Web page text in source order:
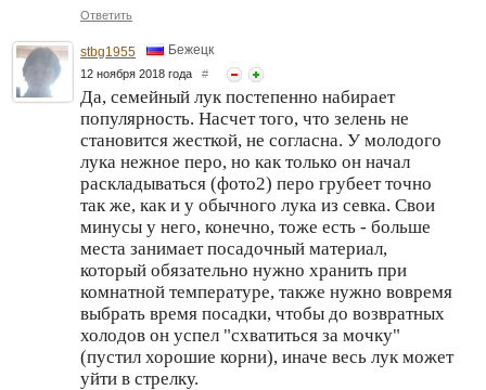
Ответить
stbg1955 Бежецк
12 ноября 2018 года #
Да, семейный лук постепенно набирает
популярность. Насчет того, что зелень не
становится жесткой, не согласна. У молодого
лука нежное перо, но как только он начал
раскладываться (фото2) перо грубеет точно
так же, как и у обычного лука из севка. Свои
минусы у него, конечно, тоже есть - больше
места занимает посадочный материал,
который обязательно нужно хранить при
комнатной температуре, также нужно вовремя
выбрать время посадки, чтобы до возвратных
холодов он успел "схватиться за мочку"
(пустил хорошие корни), иначе весь лук может
уйти в стрелку.